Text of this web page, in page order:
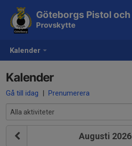
Kalender
Provskytte
Kalender
Gå till idag | Prenumerera
Augusti 2026